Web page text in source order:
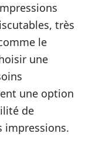
très
le
une
une option
de
impressions.